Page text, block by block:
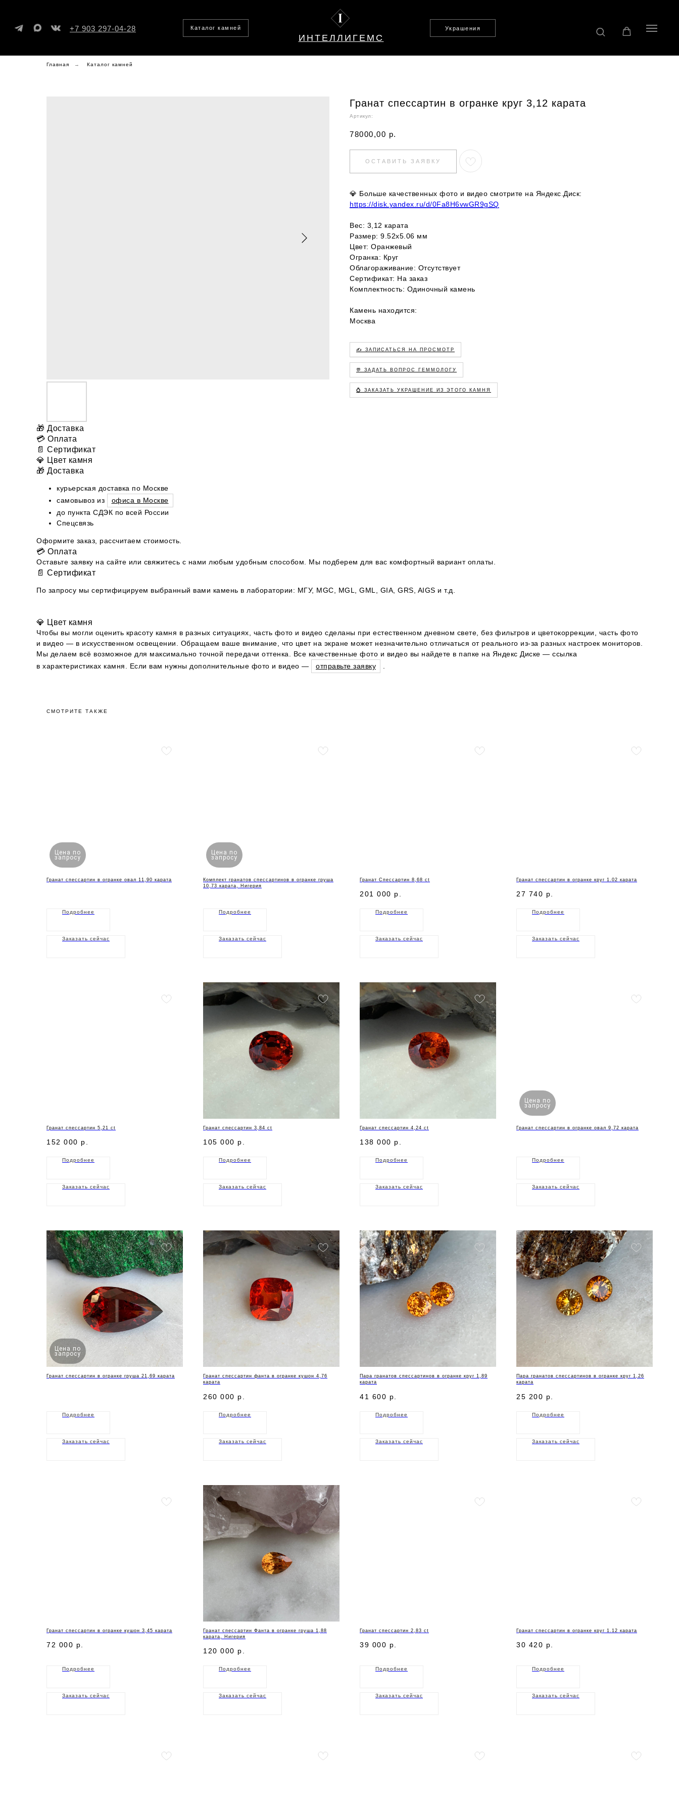
ИНТЕЛЛИГЕМС
Украшения
Каталог камней
+7 903 297-04-28
Главная → Каталог камней
Гранат спессартин в огранке круг 3,12 карата
Артикул:
78000,00 р.
ОСТАВИТЬ ЗАЯВКУ
💎 Больше качественных фото и видео смотрите на Яндекс.Диск:
https://disk.yandex.ru/d/0Fa8H6vwGR9gSQ
Вес: 3,12 карата
Размер: 9.52х5.06 мм
Цвет: Оранжевый
Огранка: Круг
Облагораживание: Отсутствует
Сертификат: На заказ
Комплектность: Одиночный камень
Камень находится:
Москва
✍️ ЗАПИСАТЬСЯ НА ПРОСМОТР
💬 ЗАДАТЬ ВОПРОС ГЕММОЛОГУ
💍 ЗАКАЗАТЬ УКРАШЕНИЕ ИЗ ЭТОГО КАМНЯ
🎁 Доставка
💳 Оплата
📄 Сертификат
💎 Цвет камня
🎁 Доставка
курьерская доставка по Москве
самовывоз из
офиса в Москве
до пункта СДЭК по всей России
Спецсвязь
Оформите заказ, рассчитаем стоимость.
💳 Оплата
Оставьте заявку на сайте или свяжитесь с нами любым удобным способом. Мы подберем для вас комфортный вариант оплаты.
📄 Сертификат
По запросу мы сертифицируем выбранный вами камень в лаборатории: МГУ, MGC, MGL, GML, GIA, GRS, AIGS и т.д.
💎 Цвет камня
Чтобы вы могли оценить красоту камня в разных ситуациях, часть фото и видео сделаны при естественном дневном свете, без фильтров и цветокоррекции, часть фото
и видео — в искусственном освещении. Обращаем ваше внимание, что цвет на экране может незначительно отличаться от реального из-за разных настроек мониторов.
Мы делаем всё возможное для максимально точной передачи оттенка. Все качественные фото и видео вы найдете в папке на Яндекс Диске — ссылка
в характеристиках камня. Если вам нужны дополнительные фото и видео —
отправьте заявку
СМОТРИТЕ ТАКЖЕ
Цена по
запросу
Гранат спессартин в огранке овал 11,90 карата
Подробнее
Заказать сейчас
Цена по
запросу
Комплект гранатов спессартинов в огранке груша
10,73 карата, Нигерия
Подробнее
Заказать сейчас
Гранат Спессартин 8,68 ct
201 000 р.
Подробнее
Заказать сейчас
Гранат спессартин в огранке круг 1.02 карата
27 740 р.
Подробнее
Заказать сейчас
Гранат спессартин 5,21 ct
152 000 р.
Подробнее
Заказать сейчас
Гранат спессартин 3,84 ct
105 000 р.
Подробнее
Заказать сейчас
Гранат спессартин 4,24 ct
138 000 р.
Подробнее
Заказать сейчас
Цена по
запросу
Гранат спессартин в огранке овал 9,72 карата
Подробнее
Заказать сейчас
Цена по
запросу
Гранат спессартин в огранке груша 21,69 карата
Подробнее
Заказать сейчас
Гранат спессартин фанта в огранке кушон 4,76
карата
260 000 р.
Подробнее
Заказать сейчас
Пара гранатов спессартинов в огранке круг 1,89
карата
41 600 р.
Подробнее
Заказать сейчас
Пара гранатов спессартинов в огранке круг 1,26
карата
25 200 р.
Подробнее
Заказать сейчас
Гранат спессартин в огранке кушон 3,45 карата
72 000 р.
Подробнее
Заказать сейчас
Гранат спессартин Фанта в огранке груша 1,88
карата, Нигерия
120 000 р.
Подробнее
Заказать сейчас
Гранат спессартин 2,83 ct
39 000 р.
Подробнее
Заказать сейчас
Гранат спессартин в огранке круг 1.12 карата
30 420 р.
Подробнее
Заказать сейчас